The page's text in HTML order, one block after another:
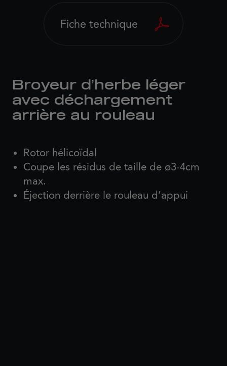
Broyeur d’herbe léger
avec déchargement
arrière au rouleau
Rotor hélicoïdal
Coupe les résidus de taille de ø3-4cm
max.
Éjection derrière le rouleau d’appui
Fiche technique